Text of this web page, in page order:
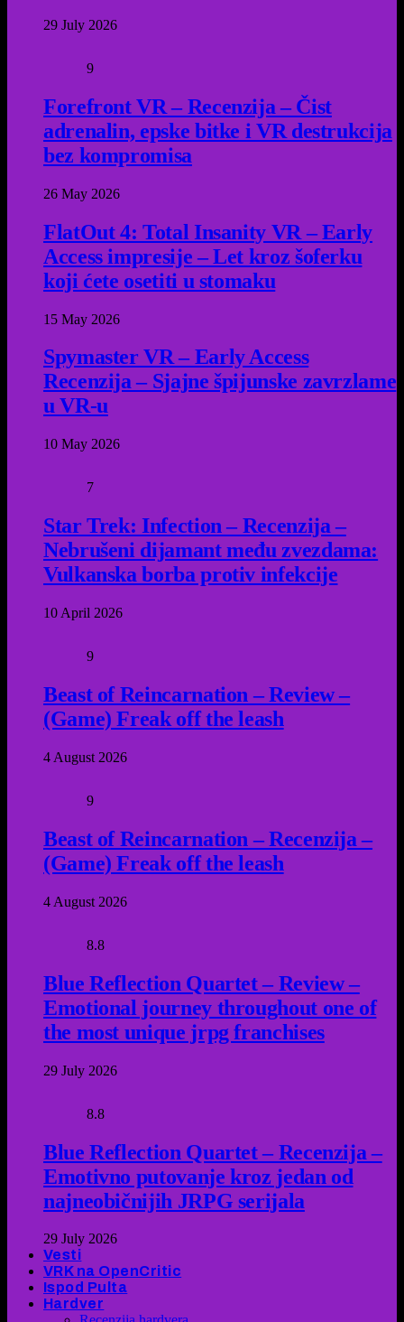
29 July 2026
9
Forefront VR – Recenzija – Čist
adrenalin, epske bitke i VR destrukcija
bez kompromisa
26 May 2026
FlatOut 4: Total Insanity VR – Early
Access impresije – Let kroz šoferku
koji ćete osetiti u stomaku
15 May 2026
Spymaster VR – Early Access
Recenzija – Sjajne špijunske zavrzlame
u VR-u
10 May 2026
7
Star Trek: Infection – Recenzija –
Nebrušeni dijamant među zvezdama:
Vulkanska borba protiv infekcije
10 April 2026
9
Beast of Reincarnation – Review –
(Game) Freak off the leash
4 August 2026
9
Beast of Reincarnation – Recenzija –
(Game) Freak off the leash
4 August 2026
8.8
Blue Reflection Quartet – Review –
Emotional journey throughout one of
the most unique jrpg franchises
29 July 2026
8.8
Blue Reflection Quartet – Recenzija –
Emotivno putovanje kroz jedan od
najneobičnijih JRPG serijala
29 July 2026
Vesti
VRK na OpenCritic
Ispod Pulta
Hardver